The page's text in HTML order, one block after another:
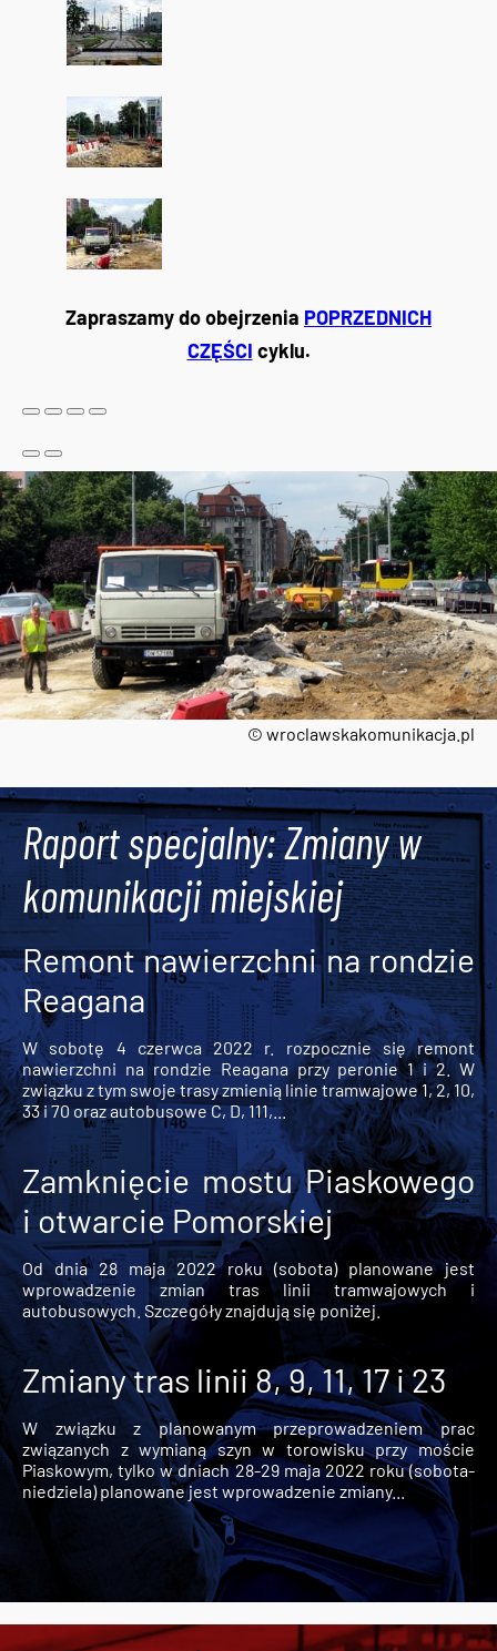
© wroclawskakomunikacja.pl
Zapraszamy do obejrzenia POPRZEDNICH
CZĘŚCI cyklu.
Raport specjalny: Zmiany w
komunikacji miejskiej
Remont nawierzchni na rondzie
Reagana
W sobotę 4 czerwca 2022 r. rozpocznie się remont
nawierzchni na rondzie Reagana przy peronie 1 i 2. W
związku z tym swoje trasy zmienią linie tramwajowe 1, 2, 10,
33 i 70 oraz autobusowe C, D, 111,...
Zamknięcie mostu Piaskowego
i otwarcie Pomorskiej
Od dnia 28 maja 2022 roku (sobota) planowane jest
wprowadzenie zmian tras linii tramwajowych i
autobusowych. Szczegóły znajdują się poniżej.
Zmiany tras linii 8, 9, 11, 17 i 23
W związku z planowanym przeprowadzeniem prac
związanych z wymianą szyn w torowisku przy moście
Piaskowym, tylko w dniach 28-29 maja 2022 roku (sobota-
niedziela) planowane jest wprowadzenie zmiany...